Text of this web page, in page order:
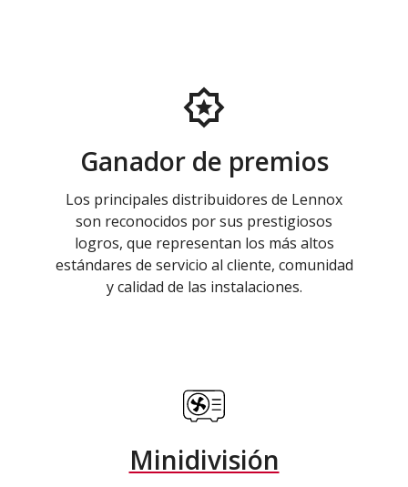
Ganador de premios
Los principales distribuidores de Lennox
son reconocidos por sus prestigiosos
logros, que representan los más altos
estándares de servicio al cliente, comunidad
y calidad de las instalaciones.
Minidivisión